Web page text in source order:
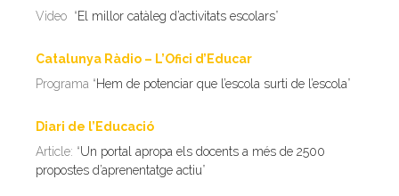
Video “El millor catàleg d’activitats escolars”
Catalunya Ràdio – L’Ofici d’Educar
Programa “Hem de potenciar que l’escola surti de l’escola”
Diari de l’Educació
Article: “Un portal apropa els docents a més de 2500
propostes d’aprenentatge actiu”